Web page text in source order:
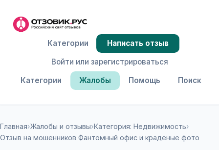
Категории Жалобы Помощь Поиск
Категории
Написать отзыв
Войти или зарегистрироваться
Главная›Жалобы и отзывы›Категория: Недвижимость›
Отзыв на мошенников Фантомный офис и краденые фото